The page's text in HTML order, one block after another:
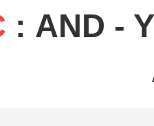
: AND -